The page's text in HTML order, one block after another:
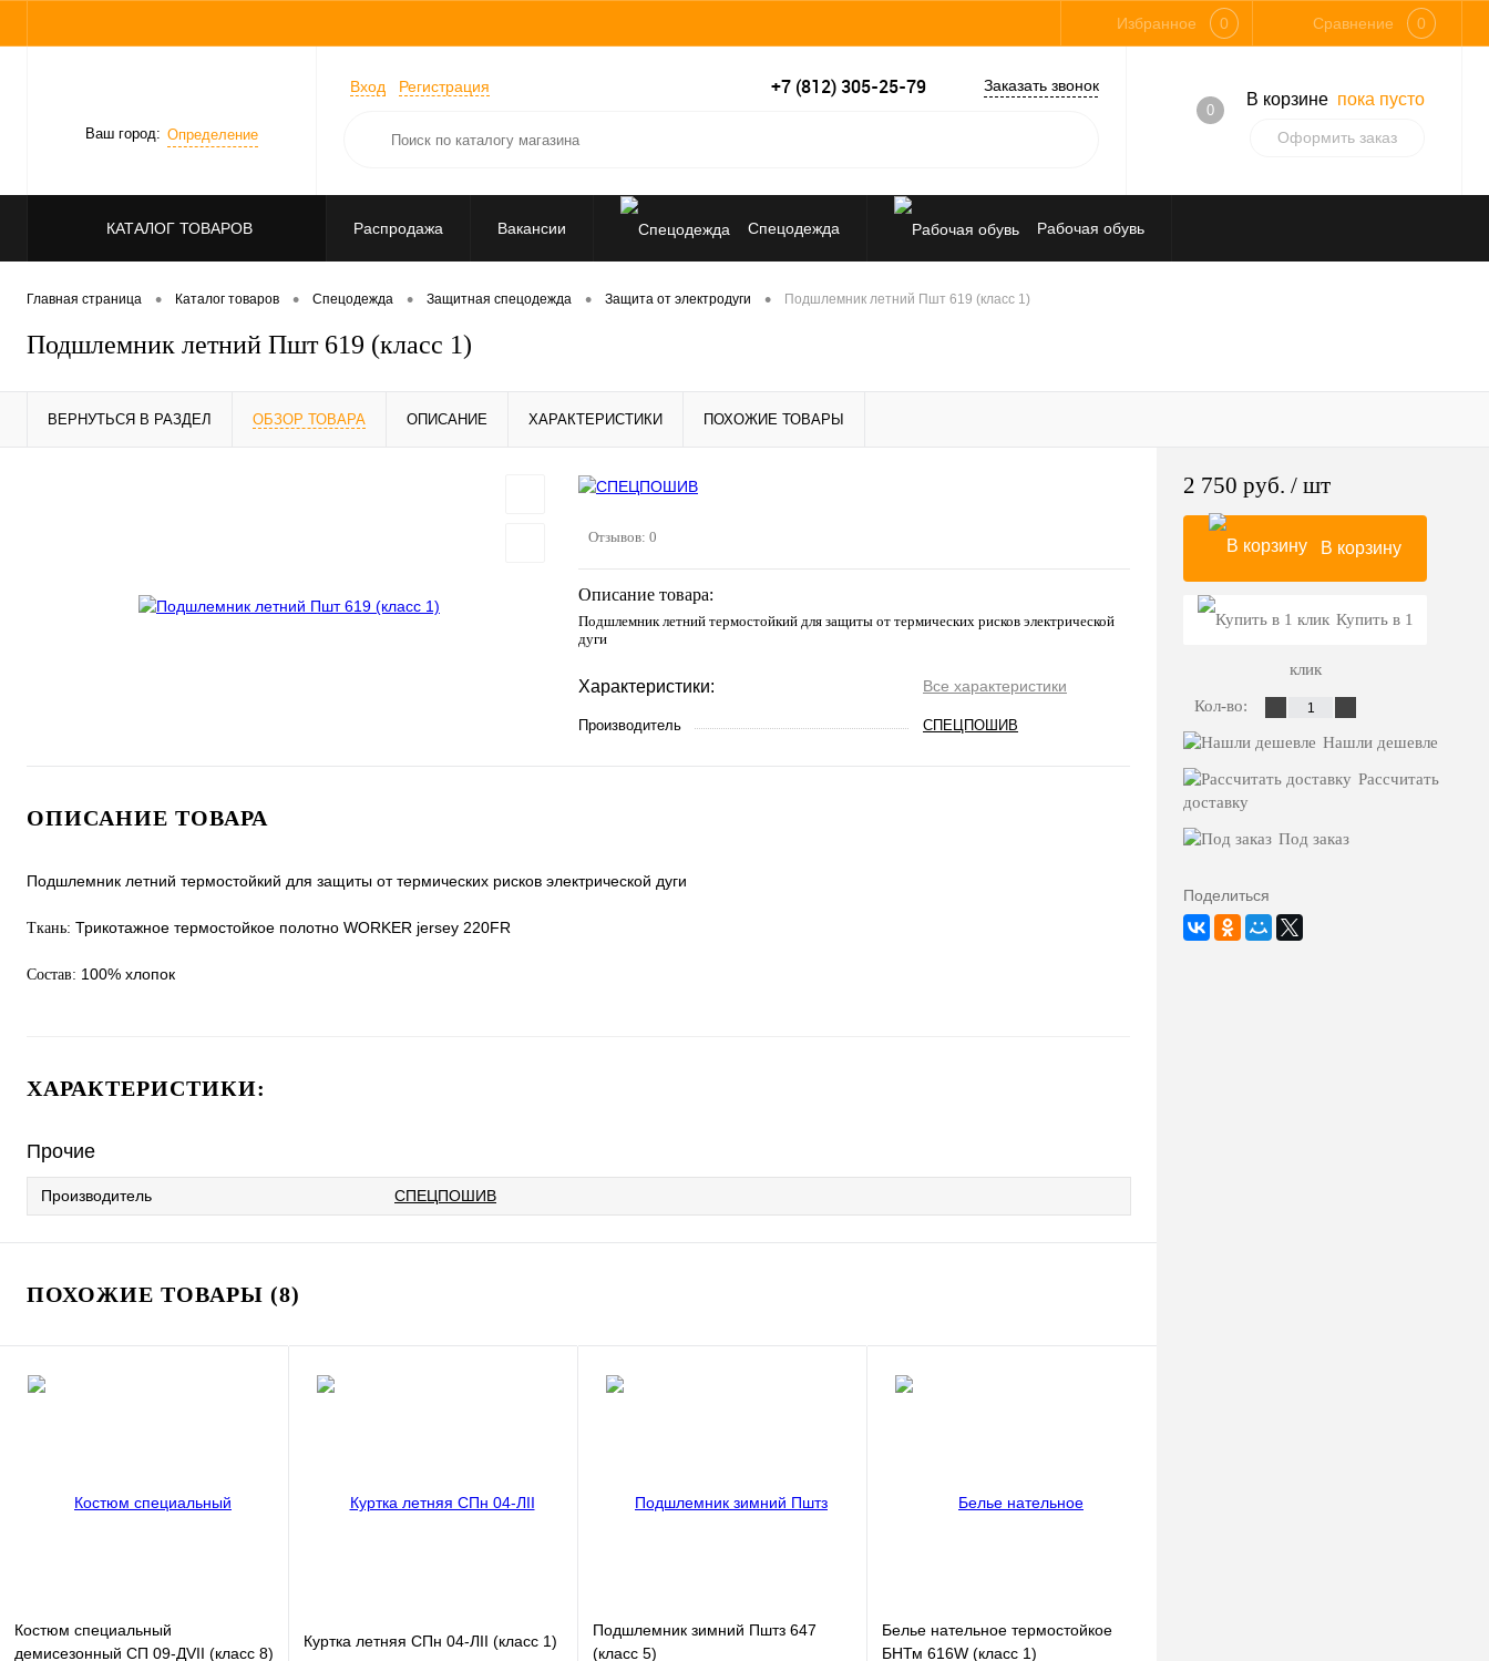
Избранное 0 Сравнение 0
Ваш город: Определение
Вход Регистрация +7 (812) 305-25-79 Заказать звонок
0
В корзине пока пусто
Оформить заказ
КАТАЛОГ ТОВАРОВ Распродажа Вакансии Спецодежда Рабочая обувь
Перчатки, рукавицы Средства индивидуальной защиты
Главная страница • Каталог товаров • Спецодежда • Защитная спецодежда • Защита от электродуги • Подшлемник летний Пшт 619 (класс 1)
Подшлемник летний Пшт 619 (класс 1)
ВЕРНУТЬСЯ В РАЗДЕЛ ОБЗОР ТОВАРА ОПИСАНИЕ ХАРАКТЕРИСТИКИ ПОХОЖИЕ ТОВАРЫ
Отзывов: 0
Описание товара:
Подшлемник летний термостойкий для защиты от термических рисков электрической
дуги
Характеристики: Все характеристики
Производитель СПЕЦПОШИВ
ОПИСАНИЕ ТОВАРА
Подшлемник летний термостойкий для защиты от термических рисков электрической дуги
Ткань: Трикотажное термостойкое полотно WORKER jersey 220FR
Состав: 100% хлопок
ХАРАКТЕРИСТИКИ:
Прочие
Производитель СПЕЦПОШИВ
ПОХОЖИЕ ТОВАРЫ (8)
Костюм специальный
демисезонный СП 09-ДVII (класс 8)
Куртка летняя СПн 04-ЛII (класс 1)
Подшлемник зимний Пштз 647
(класс 5)
Белье нательное термостойкое
БНТм 616W (класс 1)
2 750 руб. / шт
В корзину
Купить в 1
клик
Кол-во:
Нашли дешевле
Рассчитать
доставку
Под заказ
Поделиться